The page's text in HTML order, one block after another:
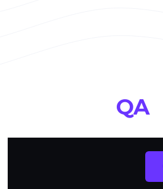
QA